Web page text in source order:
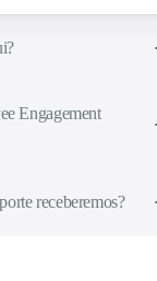
Engagement
receberemos?